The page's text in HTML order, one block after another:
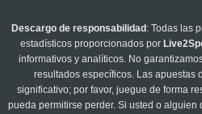
Descargo de responsabilidad : Todas las
estadísticos proporcionados por
informativos y analíticos. No
resultados específicos. Las apuestas
significativo; por favor, juegue de forma
pueda permitirse perder. Si usted o